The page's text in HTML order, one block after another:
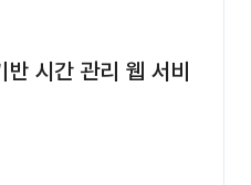
시간 관리 웹 서비